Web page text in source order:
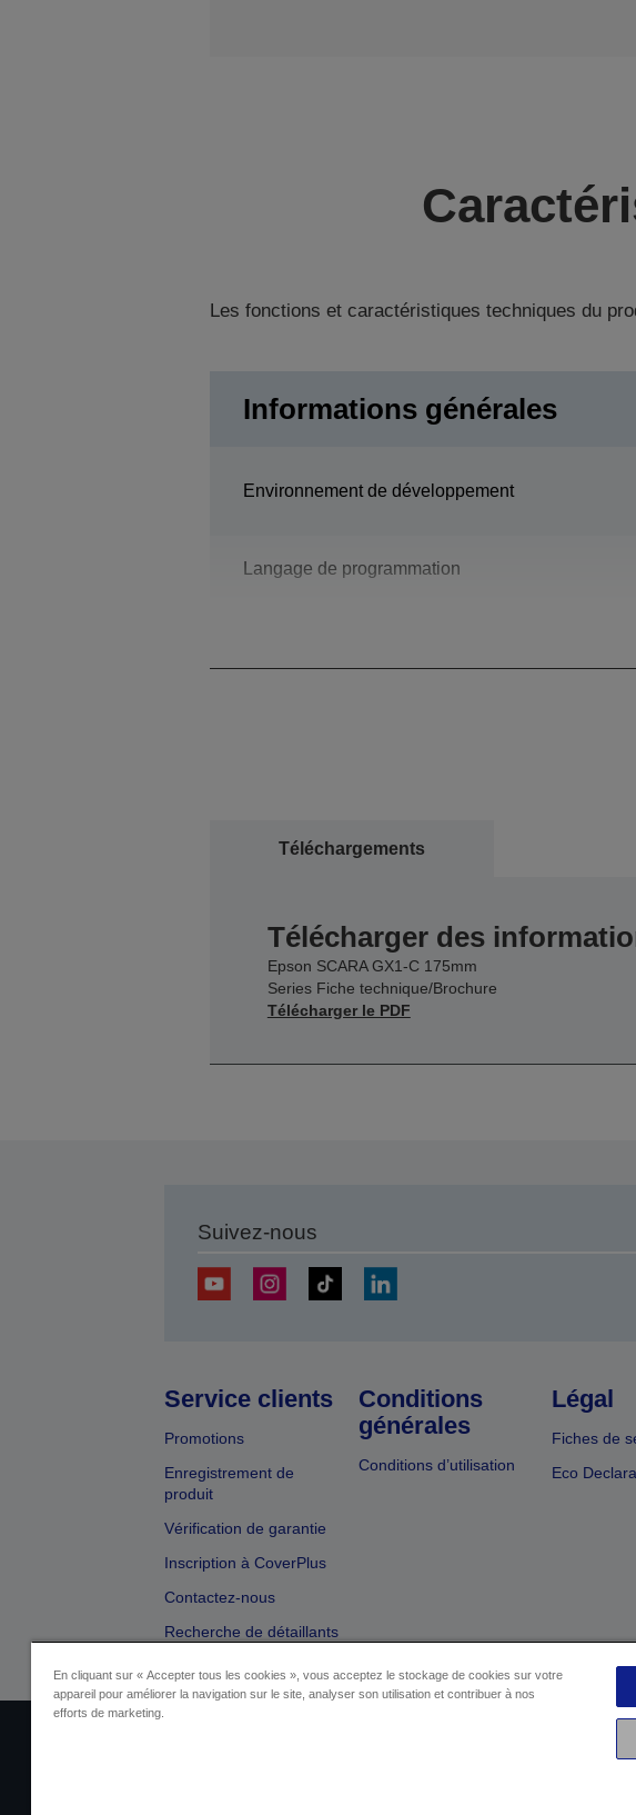
Les fonctions et caractéristiques techniques du
Informations générales
Environnement de développement
Langage de programmation
Téléchargements
Télécharger des
Epson SCARA GX1-C 175mm
Series Fiche technique/Brochure
Télécharger le PDF
Suivez-nous
Service clients
Promotions
Enregistrement de
produit
Vérification de garantie
Inscription à CoverPlus
Contactez-nous
Recherche de détaillants
Conditions
générales
Conditions d’utilisation
Légal
Fiches de
Eco
En cliquant sur « Accepter tous les cookies », vous acceptez le stockage de cookies sur votre
appareil pour améliorer la navigation sur le site, analyser son utilisation et contribuer à nos
efforts de marketing.